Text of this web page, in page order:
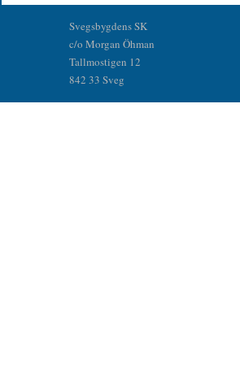
Svegsbygdens SK
c/o Morgan Öhman
Tallmostigen 12
842 33 Sveg